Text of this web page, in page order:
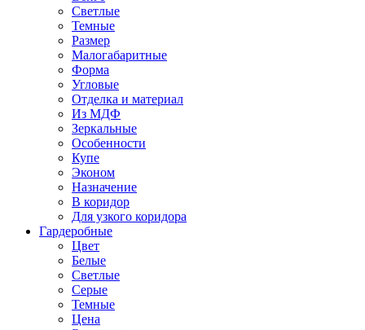
Светлые
Темные
Размер
Малогабаритные
Форма
Угловые
Отделка и материал
Из МДФ
Зеркальные
Особенности
Купе
Эконом
Назначение
В коридор
Для узкого коридора
Гардеробные
Цвет
Белые
Светлые
Серые
Темные
Цена